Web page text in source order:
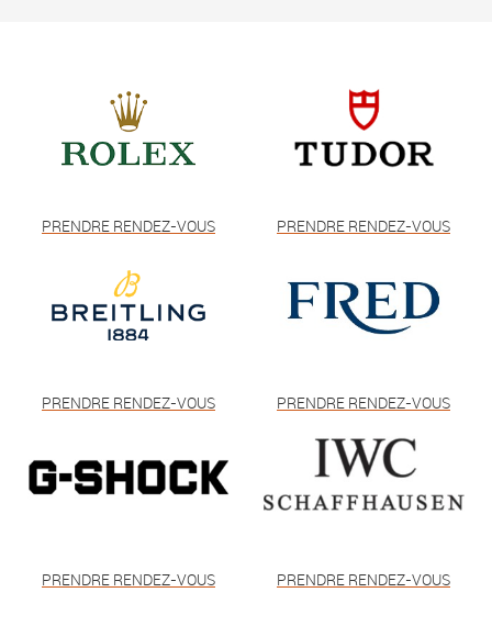
PRENDRE RENDEZ-VOUS PRENDRE RENDEZ-VOUS
PRENDRE RENDEZ-VOUS PRENDRE RENDEZ-VOUS
PRENDRE RENDEZ-VOUS PRENDRE RENDEZ-VOUS